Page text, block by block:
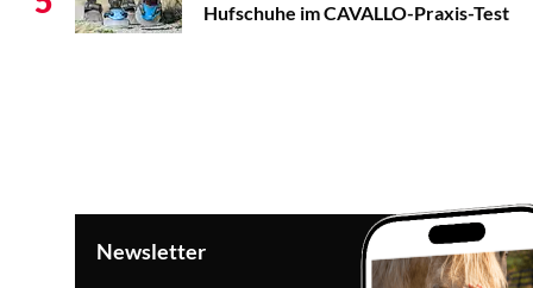
Hufschuhe im CAVALLO-Praxis-Test
Newsletter